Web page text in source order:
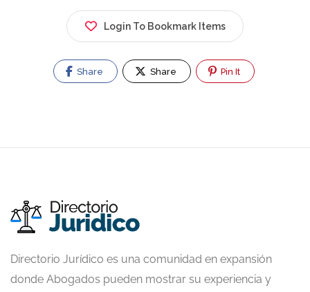
Login To Bookmark Items
Share Share Pin It
Directorio Jurídico es una comunidad en expansión
donde Abogados pueden mostrar su experiencia y